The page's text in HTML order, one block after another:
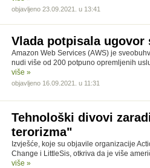
objavljeno 23.09.2021. u 13:41
Vlada potpisala ugovor
Amazon Web Services (AWS) je
nudi više od 200 potpuno opremljenih
više »
objavljeno 16.09.2021. u 11:31
Tehnološki divovi
terorizma"
Izvješće, koje su objavile organizacije
Change i LittleSis, otkriva da je više
više »